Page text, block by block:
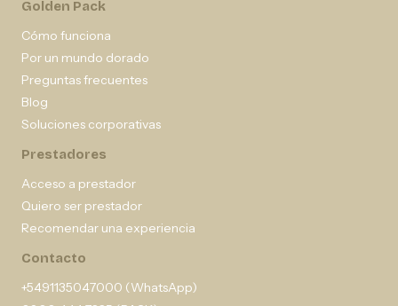
Golden Pack
Cómo funciona
Por un mundo dorado
Preguntas frecuentes
Blog
Soluciones corporativas
Prestadores
Acceso a prestador
Quiero ser prestador
Recomendar una experiencia
Contacto
+5491135047000 (WhatsApp)